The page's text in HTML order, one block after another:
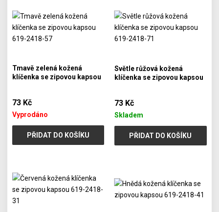
Tmavě zelená kožená
klíčenka se zipovou kapsou
73 Kč
Vyprodáno
PŘIDAT DO KOŠÍKU
Světle růžová kožená
klíčenka se zipovou kapsou
73 Kč
Skladem
PŘIDAT DO KOŠÍKU